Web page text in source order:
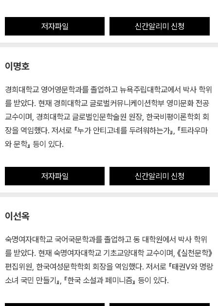
저자파일 신간알리미 신청
이명호
경희대학교 영어영문학과를 졸업하고 뉴욕주립대학교에서 박사 학위
를 받았다. 현재 경희대학교 글로벌커뮤니케이션학부 영미문화 전공
교수이며, 경희대학교 글로벌인문학술원 원장, 한국비평이론학회 회
장을 역임했다. 저서로 『누가 안티고네를 두려워하는가』, 『트라우마
와 문학』 등이 있다.
저자파일 신간알리미 신청
이선옥
숙명여자대학교 국어국문학과를 졸업하고 동 대학원에서 박사 학위
를 받았다. 현재 숙명여자대학교 기초교양대학 교수이며, 《실천문학》
편집위원, 한국여성문학학회 회장을 역임했다. 저서로 『태권V와 명랑
소녀 국민 만들기』, 『한국 소설과 페미니즘』 등이 있다.